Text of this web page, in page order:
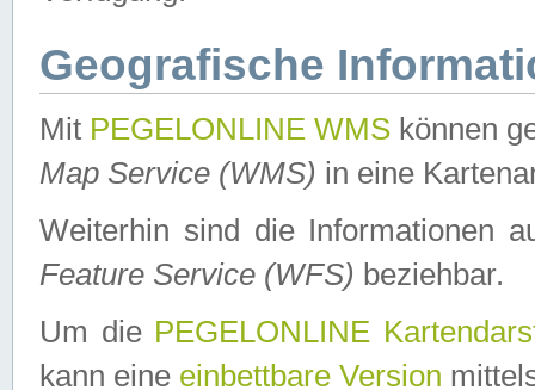
Geografische
Mit PEGELONLINE WMS können
Map Service (WMS) in eine
Weiterhin sind die Informationen
Feature Service (WFS) beziehbar.
Um die PEGELONLINE
kann eine einbettbare Version